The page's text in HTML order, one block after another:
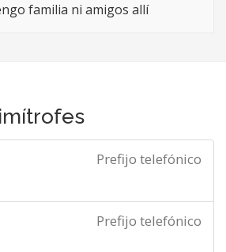
familia ni amigos allí
Prefijo telefónico
Prefijo telefónico